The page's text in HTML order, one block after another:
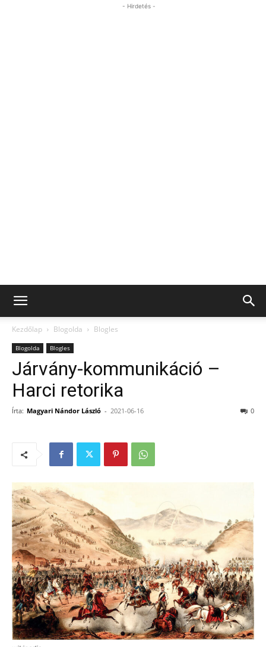
- Hirdetés -
Kezdőlap Blogolda Blogles
Blogolda Blogles
Járvány-kommunikáció –
Harci retorika
Írta: Magyari Nándor László - 2021-06-16 0